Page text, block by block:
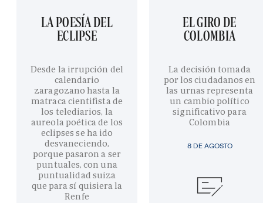
LA POESÍA DEL
ECLIPSE
Desde la irrupción del
calendario
zaragozano hasta la
matraca cientifista de
los telediarios, la
aureola poética de los
eclipses se ha ido
desvaneciendo,
porque pasaron a ser
puntuales, con una
puntualidad suiza
que para sí quisiera la
Renfe
8 DE AGOSTO
EL GIRO DE
COLOMBIA
La decisión tomada
por los ciudadanos en
las urnas representa
un cambio político
significativo para
Colombia